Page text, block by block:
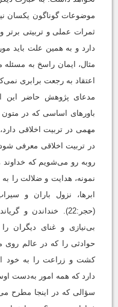
موضوعات گوناگون یکسان
ثمرات عملی و تربیتی برتر
دارد و به همین علت باید
مثال، ایمان راسخ به مسئله‌
اعتقاد به رجعت برابری
مدعای پژوهش حاضر این
باورهای اساسی که در متون
مهمی در تربیت اخلاقی
در تربیت اخلاقی معرفی
روبه رو می‌شویم که خداوند
ابرها، نزول باران و
دارد که همه امور به‌دست
سؤالی که در اینجا مطرح